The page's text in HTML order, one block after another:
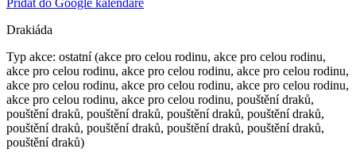
Drakiáda
Typ akce: ostatní (akce pro celou rodinu, akce pro celou rodinu,
akce pro celou rodinu, akce pro celou rodinu, akce pro celou rodinu,
akce pro celou rodinu, akce pro celou rodinu, akce pro celou rodinu,
akce pro celou rodinu, akce pro celou rodinu, pouštění draků,
pouštění draků, pouštění draků, pouštění draků, pouštění draků,
pouštění draků, pouštění draků, pouštění draků, pouštění draků,
pouštění draků)